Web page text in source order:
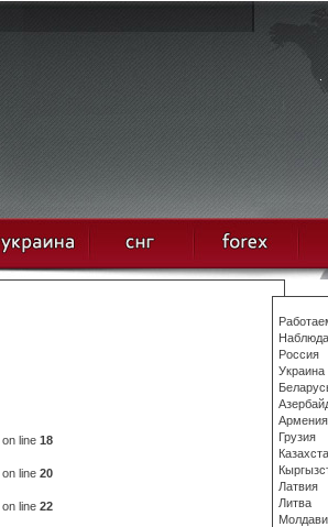
on line 18
on line 20
on line 22
Россия
Украина
Армения
Грузия
Латвия
Литва